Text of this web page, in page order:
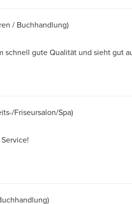
/ Buchhandlung)
schnell gute Qualität und sieht gut
Friseursalon/Spa)